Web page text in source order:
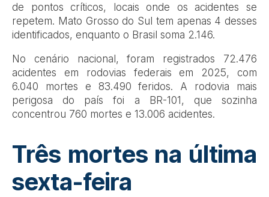
de pontos críticos, locais onde os acidentes se
repetem. Mato Grosso do Sul tem apenas 4 desses
identificados, enquanto o Brasil soma 2.146.
No cenário nacional, foram registrados 72.476
acidentes em rodovias federais em 2025, com
6.040 mortes e 83.490 feridos. A rodovia mais
perigosa do país foi a BR-101, que sozinha
concentrou 760 mortes e 13.006 acidentes.
Três mortes na última
sexta-feira